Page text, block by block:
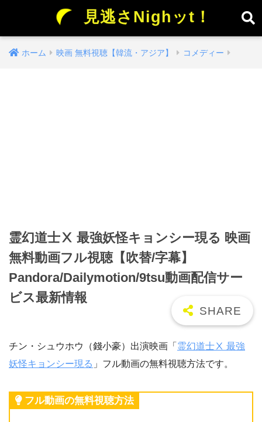
見逃さNighッt！
ホーム 映画 無料視聴【韓流・アジア】 コメディー
霊幻道士Ⅹ 最強妖怪キョンシー現る 映画
無料動画フル視聴【吹替/字幕】
Pandora/Dailymotion/9tsu動画配信サー
ビス最新情報
チン・シュウホウ（錢小豪）出演映画「 霊幻道士Ⅹ 最強
妖怪キョンシー現る 」フル動画の無料視聴方法です。
フル動画の無料視聴方法